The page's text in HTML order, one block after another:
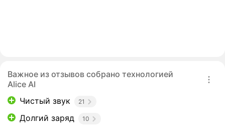
Важное из отзывов собрано технологией
Alice AI
Чистый звук
21
Долгий заряд 10